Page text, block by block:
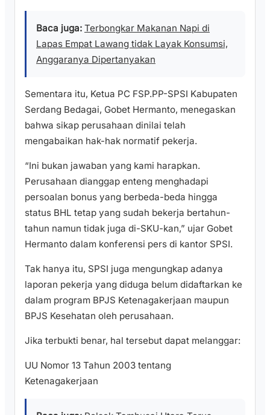
Baca juga: Terbongkar Makanan Napi di
Lapas Empat Lawang tidak Layak Konsumsi,
Anggaranya Dipertanyakan
Sementara itu, Ketua PC FSP.PP-SPSI Kabupaten
Serdang Bedagai, Gobet Hermanto, menegaskan
bahwa sikap perusahaan dinilai telah
mengabaikan hak-hak normatif pekerja.
“Ini bukan jawaban yang kami harapkan.
Perusahaan dianggap enteng menghadapi
persoalan bonus yang berbeda-beda hingga
status BHL tetap yang sudah bekerja bertahun-
tahun namun tidak juga di-SKU-kan,” ujar Gobet
Hermanto dalam konferensi pers di kantor SPSI.
Tak hanya itu, SPSI juga mengungkap adanya
laporan pekerja yang diduga belum didaftarkan ke
dalam program BPJS Ketenagakerjaan maupun
BPJS Kesehatan oleh perusahaan.
Jika terbukti benar, hal tersebut dapat melanggar:
UU Nomor 13 Tahun 2003 tentang
Ketenagakerjaan